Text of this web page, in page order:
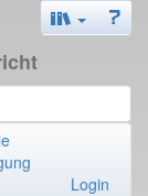
Login